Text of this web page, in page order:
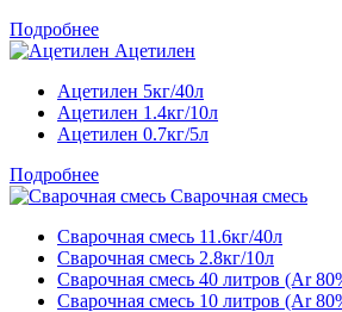
Подробнее
Ацетилен
Ацетилен 5кг/40л
Ацетилен 1.4кг/10л
Ацетилен 0.7кг/5л
Подробнее
Сварочная смесь
Сварочная смесь 11.6кг/40л
Сварочная смесь 2.8кг/10л
Сварочная смесь 40 литров (Ar
Сварочная смесь 10 литров (Ar